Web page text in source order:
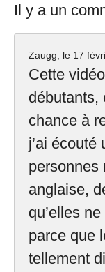
Il y a un
Zaugg, le 17
Cette
débutants,
chance à
j’ai écouté
personnes
anglaise,
qu’elles
parce que
tellement